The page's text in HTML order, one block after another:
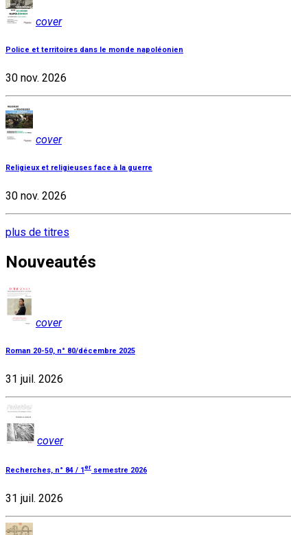
cover
Police et territoires dans le monde napoléonien
30 nov. 2026
cover
Religieux et religieuses face à la guerre
30 nov. 2026
plus de titres
Nouveautés
cover
Roman 20-50, n° 80/décembre 2025
31 juil. 2026
cover
Recherches, n° 84 / 1 er semestre 2026
31 juil. 2026